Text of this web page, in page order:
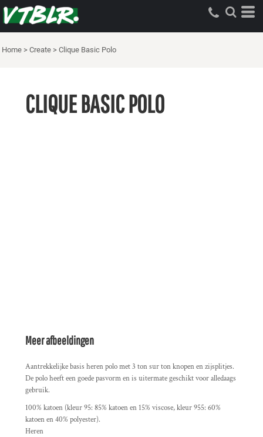
Home > Create > Clique Basic Polo
CLIQUE BASIC POLO
Meer afbeeldingen
Aantrekkelijke basis heren polo met 3 ton sur ton knopen en zijsplitjes.
De polo heeft een goede pasvorm en is uitermate geschikt voor alledaags
gebruik.
100% katoen (kleur 95: 85% katoen en 15% viscose, kleur 955: 60%
katoen en 40% polyester).
Heren